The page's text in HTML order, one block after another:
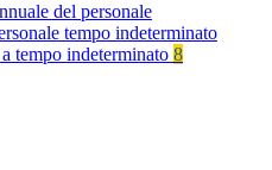
del personale
tempo indeterminato
tempo indeterminato 8